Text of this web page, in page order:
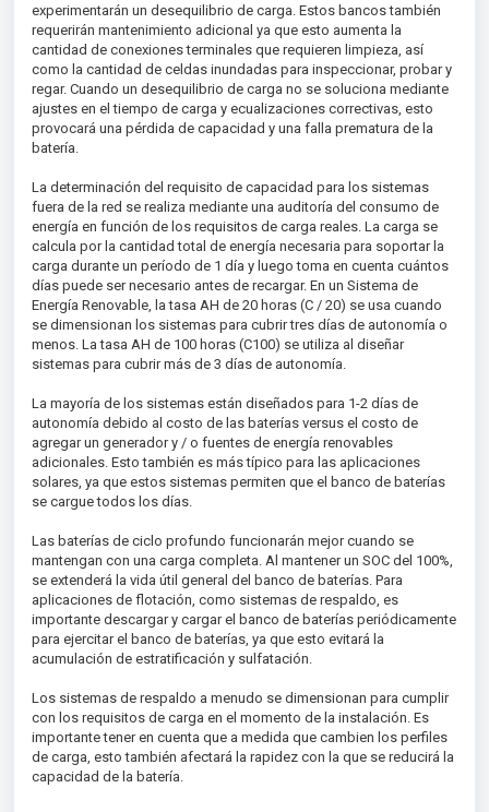
experimentarán un desequilibrio de carga. Estos bancos también
requerirán mantenimiento adicional ya que esto aumenta la
cantidad de conexiones terminales que requieren limpieza, así
como la cantidad de celdas inundadas para inspeccionar, probar y
regar. Cuando un desequilibrio de carga no se soluciona mediante
ajustes en el tiempo de carga y ecualizaciones correctivas, esto
provocará una pérdida de capacidad y una falla prematura de la
batería.
La determinación del requisito de capacidad para los sistemas
fuera de la red se realiza mediante una auditoría del consumo de
energía en función de los requisitos de carga reales. La carga se
calcula por la cantidad total de energía necesaria para soportar la
carga durante un período de 1 día y luego toma en cuenta cuántos
días puede ser necesario antes de recargar. En un Sistema de
Energía Renovable, la tasa AH de 20 horas (C / 20) se usa cuando
se dimensionan los sistemas para cubrir tres días de autonomía o
menos. La tasa AH de 100 horas (C100) se utiliza al diseñar
sistemas para cubrir más de 3 días de autonomía.
La mayoría de los sistemas están diseñados para 1-2 días de
autonomía debido al costo de las baterías versus el costo de
agregar un generador y / o fuentes de energía renovables
adicionales. Esto también es más típico para las aplicaciones
solares, ya que estos sistemas permiten que el banco de baterías
se cargue todos los días.
Las baterías de ciclo profundo funcionarán mejor cuando se
mantengan con una carga completa. Al mantener un SOC del 100%,
se extenderá la vida útil general del banco de baterías. Para
aplicaciones de flotación, como sistemas de respaldo, es
importante descargar y cargar el banco de baterías periódicamente
para ejercitar el banco de baterías, ya que esto evitará la
acumulación de estratificación y sulfatación.
Los sistemas de respaldo a menudo se dimensionan para cumplir
con los requisitos de carga en el momento de la instalación. Es
importante tener en cuenta que a medida que cambien los perfiles
de carga, esto también afectará la rapidez con la que se reducirá la
capacidad de la batería.